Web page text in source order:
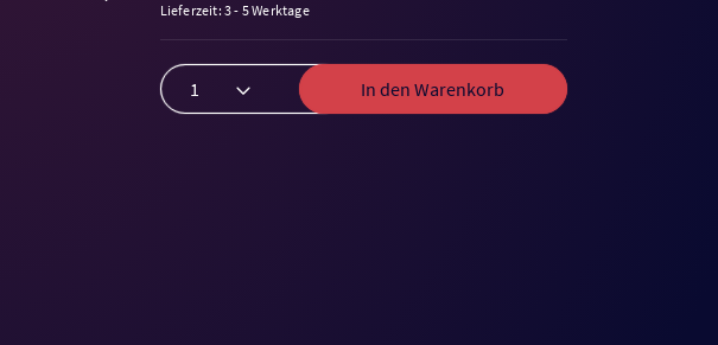
In den Warenkorb
Lieferzeit: 3 - 5 Werktage